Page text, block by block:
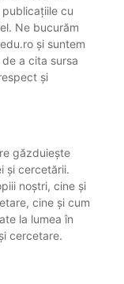
cu
Ne bucurăm
și suntem
a cita sursa
și
găzduiește
și cercetării.
noștri, cine și
cine și cum
la lumea în
cercetare.